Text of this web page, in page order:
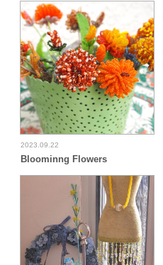
2023.09.22
Bloominng Flowers